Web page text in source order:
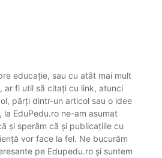
educație, sau cu atât mai mult
ar fi util să citați cu link, atunci
părți dintr-un articol sau o idee
EduPedu.ro ne-am asumat
și sperăm că și publicațiile cu
vor face la fel. Ne bucurăm
pe Edupedu.ro și suntem